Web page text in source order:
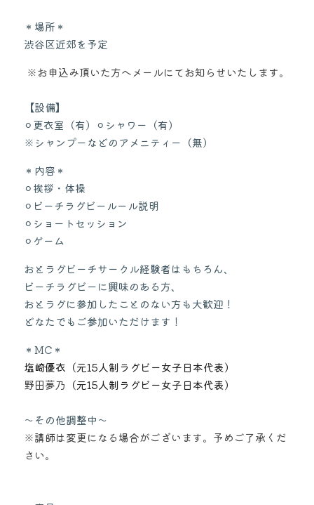
＊場所＊
渋谷区近郊を予定
※お申込み頂いた方へメールにてお知らせいたします。
【設備】
⚪︎更衣室（有）⚪︎シャワー（有）
※シャンプーなどのアメニティー（無）
＊内容＊
⚪︎挨拶・体操
⚪︎ビーチラグビールール説明
⚪︎ショートセッション
⚪︎ゲーム
おとラグビーチサークル経験者はもちろん、
ビーチラグビーに興味のある方、
おとラグに参加したことのない方も大歓迎！
どなたでもご参加いただけます！
＊MC＊
塩崎優衣（元15人制ラグビー女子日本代表）
野田夢乃 （元15人制ラグビー女子日本代表）
〜その他調整中〜
※講師は変更になる場合がございます。予めご了承くだ
さい。